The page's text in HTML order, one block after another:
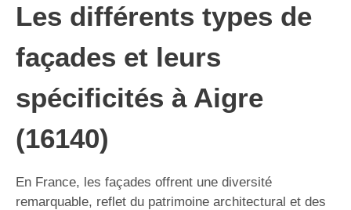
Les différents types de
façades et leurs
spécificités à Aigre
(16140)
En France, les façades offrent une diversité
remarquable, reflet du patrimoine architectural et des